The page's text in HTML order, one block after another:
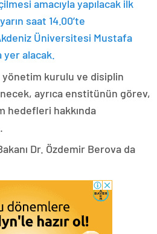
amacıyla yapılacak ilk
saat 14.00’te
Üniversitesi Mustafa
yer alacak.
kurulu ve disiplin
ayrıca enstitünün görev,
hedefleri hakkında
Dr. Özdemir Berova da